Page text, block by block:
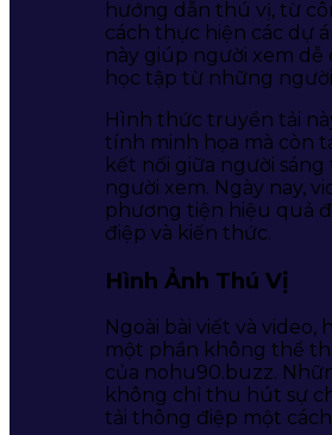
hướng dẫn thú vị, từ
cách thực hiện các dự
này giúp người xem dễ
học tập từ những
Hình thức truyền tải
tính minh họa mà còn
kết nối giữa người
người xem. Ngày nay,
phương tiện hiệu quả
điệp và kiến thức.
Hình Ảnh Thú Vị
Ngoài bài viết và video,
một phần không thể
của nohu90.buzz.
không chỉ thu hút sự
tải thông điệp một